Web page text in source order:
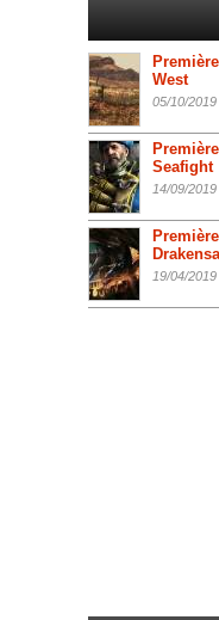
West
05/10/2019
Seafight
14/09/
19/04/